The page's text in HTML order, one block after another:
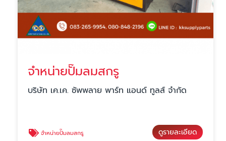
จำหน่ายปั๊มลมสกรู
บริษัท เค.เค. ซัพพลาย พาร์ท แอนด์ ทูลส์ จำกัด
จำหน่ายปั๊มลมสกรู ดูรายละเอียด